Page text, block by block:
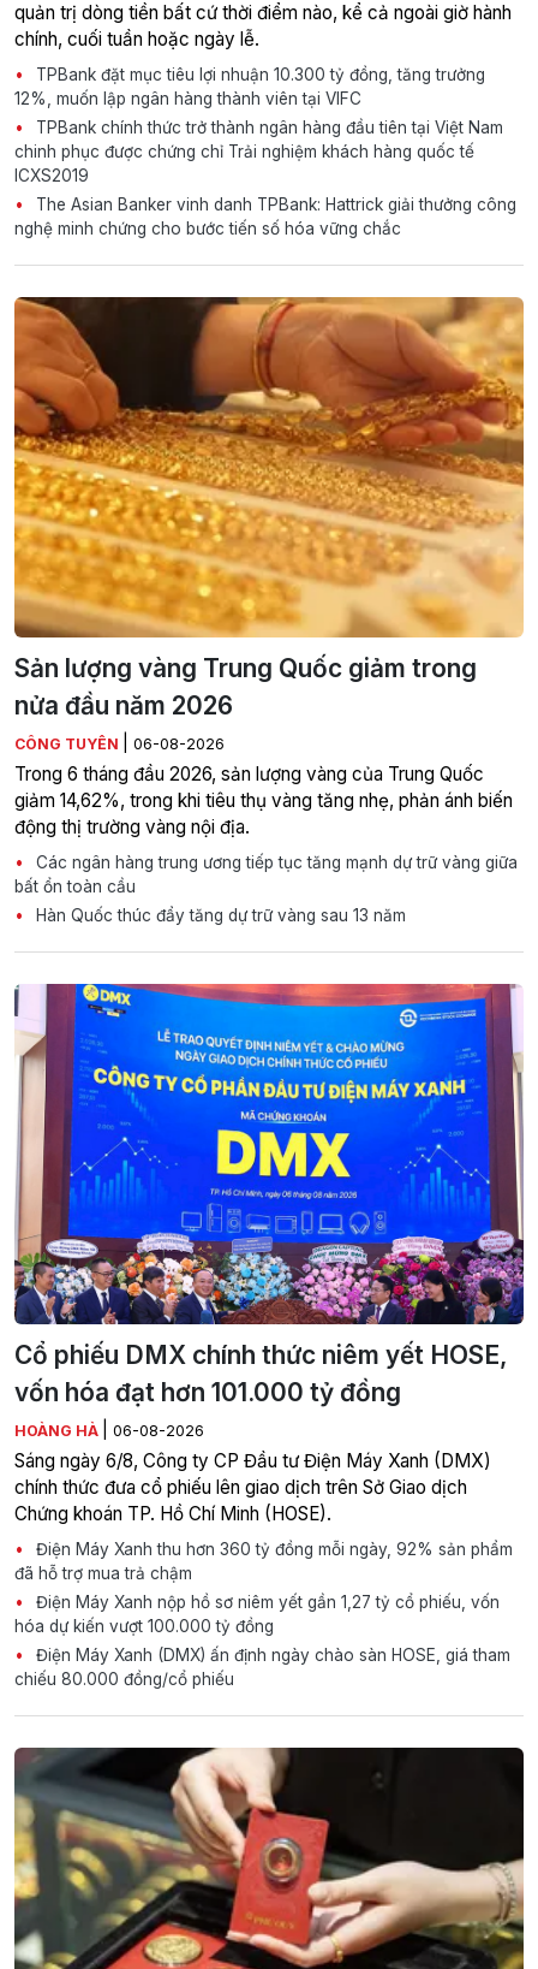
quản trị dòng tiền bất cứ thời điểm nào, kể cả ngoài giờ hành
chính, cuối tuần hoặc ngày lễ.
TPBank đặt mục tiêu lợi nhuận 10.300 tỷ đồng, tăng trưởng
12%, muốn lập ngân hàng thành viên tại VIFC
TPBank chính thức trở thành ngân hàng đầu tiên tại Việt Nam
chinh phục được chứng chỉ Trải nghiệm khách hàng quốc tế
ICXS2019
The Asian Banker vinh danh TPBank: Hattrick giải thưởng công
nghệ minh chứng cho bước tiến số hóa vững chắc
Sản lượng vàng Trung Quốc giảm trong
nửa đầu năm 2026
CÔNG TUYÊN 06-08-2026
Trong 6 tháng đầu 2026, sản lượng vàng của Trung Quốc
giảm 14,62%, trong khi tiêu thụ vàng tăng nhẹ, phản ánh biến
động thị trường vàng nội địa.
Các ngân hàng trung ương tiếp tục tăng mạnh dự trữ vàng giữa
bất ổn toàn cầu
Hàn Quốc thúc đẩy tăng dự trữ vàng sau 13 năm
Cổ phiếu DMX chính thức niêm yết HOSE,
vốn hóa đạt hơn 101.000 tỷ đồng
HOÀNG HÀ 06-08-2026
Sáng ngày 6/8, Công ty CP Đầu tư Điện Máy Xanh (DMX)
chính thức đưa cổ phiếu lên giao dịch trên Sở Giao dịch
Chứng khoán TP. Hồ Chí Minh (HOSE).
Điện Máy Xanh thu hơn 360 tỷ đồng mỗi ngày, 92% sản phẩm
đã hỗ trợ mua trả chậm
Điện Máy Xanh nộp hồ sơ niêm yết gần 1,27 tỷ cổ phiếu, vốn
hóa dự kiến vượt 100.000 tỷ đồng
Điện Máy Xanh (DMX) ấn định ngày chào sàn HOSE, giá tham
chiếu 80.000 đồng/cổ phiếu